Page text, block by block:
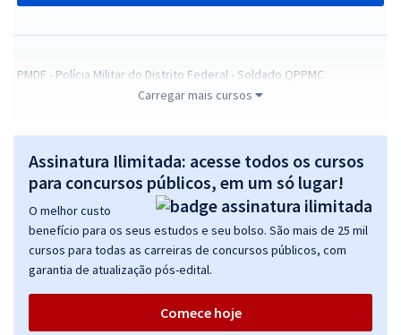
PMDF - Polícia Militar do Distrito Federal - Soldado QPPMC
R$ 567,92à vista
Comprar
PMDF - Polícia Militar do Distrito Federal - Conhecimentos
Específicos para Soldado QPPMC
à vista
28,66
Carregar mais cursos
Assinatura Ilimitada: acesse todos os cursos
para concursos públicos, em um só lugar!
O melhor custo
benefício para os seus estudos e seu bolso. São mais de 25 mil
cursos para todas as carreiras de concursos públicos, com
garantia de atualização pós-edital.
Comece hoje